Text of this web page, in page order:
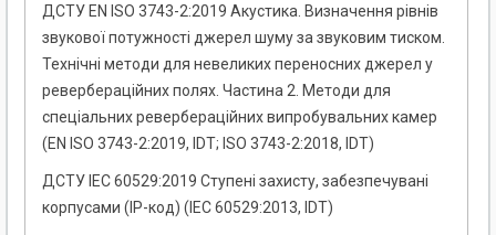
ДСТУ EN ISO 3743-2:2019 Акустика. Визначення рівнів
звукової потужності джерел шуму за звуковим тиском.
Технічні методи для невеликих переносних джерел у
ревербераційних полях. Частина 2. Методи для
спеціальних ревербераційних випробувальних камер
(EN ISO 3743-2:2019, IDT; ISO 3743-2:2018, IDT)
ДСТУ IEC 60529:2019 Ступені захисту, забезпечувані
корпусами (IP-код) (IEC 60529:2013, IDT)